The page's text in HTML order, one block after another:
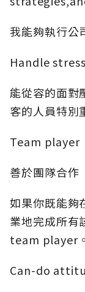
我能夠執行公
Handle
能從容的面對
客的人員特別
Team player
善於團隊合作
如果你既能夠
業地完成所有
team player。
Can-do